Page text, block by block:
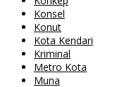
Konsel
Konut
Kota Kendari
Kriminal
Metro Kota
Muna